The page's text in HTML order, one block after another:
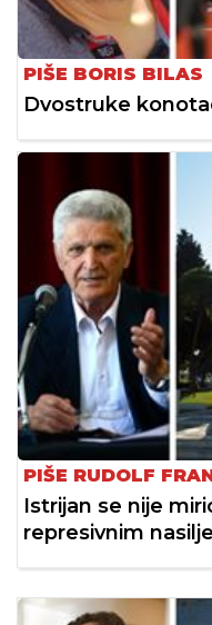
PIŠE BORIS BILAS
Dvostruke
PIŠE RUDOLF
Istrijan se nije
represivnim